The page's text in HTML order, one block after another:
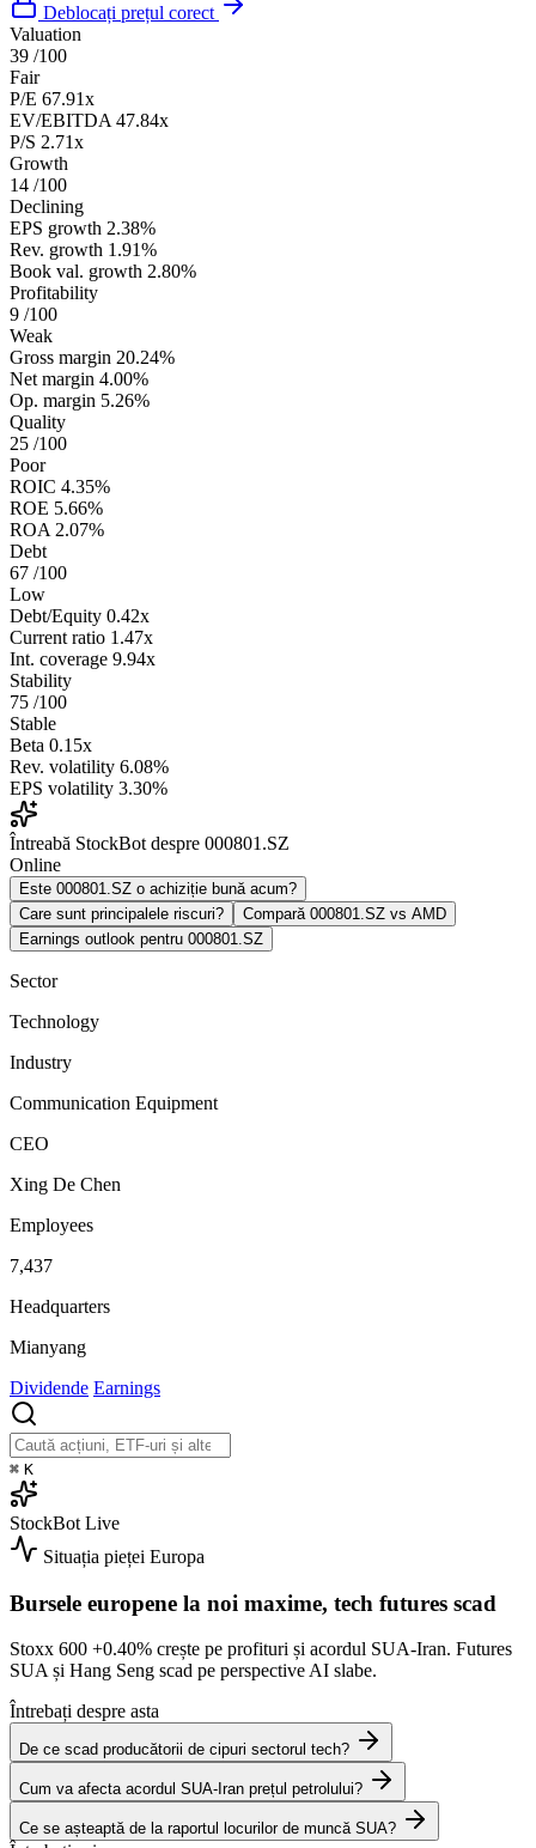
Deblocați prețul corect
Valuation
39 /100
Fair
P/E 67.91x
EV/EBITDA 47.84x
P/S 2.71x
Growth
14 /100
Declining
EPS growth 2.38%
Rev. growth 1.91%
Book val. growth 2.80%
Profitability
9 /100
Weak
Gross margin 20.24%
Net margin 4.00%
Op. margin 5.26%
Quality
25 /100
Poor
ROIC 4.35%
ROE 5.66%
ROA 2.07%
Debt
67 /100
Low
Debt/Equity 0.42x
Current ratio 1.47x
Int. coverage 9.94x
Stability
75 /100
Stable
Beta 0.15x
Rev. volatility 6.08%
EPS volatility 3.30%
Întreabă StockBot despre 000801.SZ
Online
Este 000801.SZ o achiziție bună acum?
Care sunt principalele riscuri?
Compară 000801.SZ vs AMD
Earnings outlook pentru 000801.SZ
Sector
Technology
Industry
Communication Equipment
CEO
Xing De Chen
Employees
7,437
Headquarters
Mianyang
Dividende Earnings
⌘ K
StockBot Live
Situația pieței Europa
Bursele europene la noi maxime, tech futures scad
Stoxx 600 +0.40% crește pe profituri și acordul SUA-Iran. Futures
SUA și Hang Seng scad pe perspective AI slabe.
Întrebați despre asta
De ce scad producătorii de cipuri sectorul tech?
Cum va afecta acordul SUA-Iran prețul petrolului?
Ce se așteaptă de la raportul locurilor de muncă SUA?